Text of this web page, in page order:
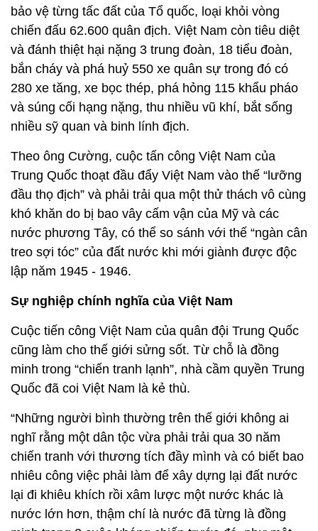
bảo vệ từng tấc đất của Tổ quốc, loại khỏi vòng
chiến đấu 62.600 quân địch. Việt Nam còn tiêu diệt
và đánh thiệt hại nặng 3 trung đoàn, 18 tiểu đoàn,
bắn cháy và phá huỷ 550 xe quân sự trong đó có
280 xe tăng, xe bọc thép, phá hỏng 115 khẩu pháo
và súng cối hạng nặng, thu nhiều vũ khí, bắt sống
nhiều sỹ quan và binh lính địch.
Theo ông Cường, cuộc tấn công Việt Nam của
Trung Quốc thoạt đầu đẩy Việt Nam vào thế “lưỡng
đầu thọ địch” và phải trải qua một thử thách vô cùng
khó khăn do bị bao vây cấm vận của Mỹ và các
nước phương Tây, có thể so sánh với thế “ngàn cân
treo sợi tóc” của đất nước khi mới giành được độc
lập năm 1945 - 1946.
Sự nghiệp chính nghĩa của Việt Nam
Cuộc tiến công Việt Nam của quân đội Trung Quốc
cũng làm cho thế giới sửng sốt. Từ chỗ là đồng
minh trong “chiến tranh lạnh”, nhà cầm quyền Trung
Quốc đã coi Việt Nam là kẻ thù.
“Những người bình thường trên thế giới không ai
nghĩ rằng một dân tộc vừa phải trải qua 30 năm
chiến tranh với thương tích đầy mình và có biết bao
nhiêu công việc phải làm để xây dựng lại đất nước
lại đi khiêu khích rồi xâm lược một nước khác là
nước lớn hơn, thậm chí là nước đã từng là đồng